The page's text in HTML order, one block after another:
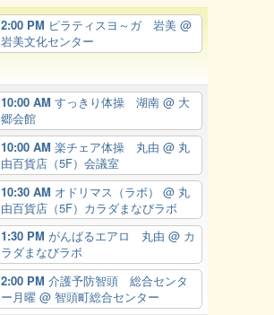
2:00 PM ピラティスヨ～ガ 岩美 @
岩美文化センター
10:00 AM すっきり体操 湖南 @ 大
郷会館
10:00 AM 楽チェア体操 丸由 @ 丸
由百貨店（5F）会議室
10:30 AM オドリマス（ラボ） @ 丸
由百貨店（5F）カラダまなびラボ
1:30 PM がんばるエアロ 丸由 @ カ
ラダまなびラボ
2:00 PM 介護予防智頭 総合センタ
ー月曜 @ 智頭町総合センター